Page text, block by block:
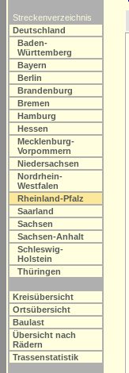
Streckenverzeichnis
Deutschland
Baden-
Württemberg
Bayern
Berlin
Brandenburg
Bremen
Hamburg
Hessen
Mecklenburg-
Vorpommern
Niedersachsen
Nordrhein-
Westfalen
Rheinland-Pfalz
Saarland
Sachsen
Sachsen-Anhalt
Schleswig-
Holstein
Thüringen
Kreisübersicht
Ortsübersicht
Baulast
Übersicht nach
Rädern
Trassenstatistik